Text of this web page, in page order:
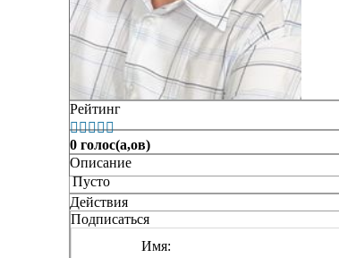
Рейтинг

0 голос(а,ов)
Описание
Пусто
Действия
Подписаться
Имя: